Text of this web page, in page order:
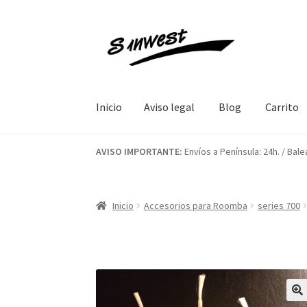
contenido
Inicio Aviso legal Blog Carrito
Inicio Aviso legalBlogCarritoContacto
AVISO IMPORTANTE: Envíos a Península: 24h. /
Inicio Accesorios para Roomba series 700